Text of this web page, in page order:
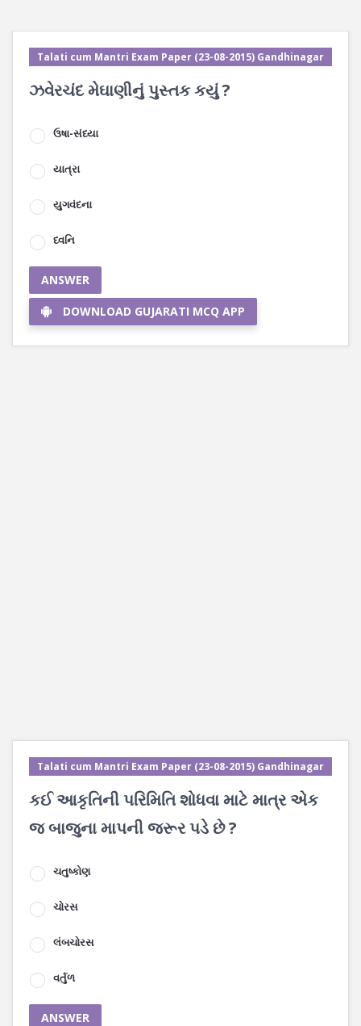
Talati cum Mantri Exam Paper (23-08-2015) Gandhinagar
ઝવેરચંદ મેઘાણીનું પુસ્તક કયું ?
ઉષા-સંધ્યા
યાત્રા
યુગવંદના
ધ્વનિ
ANSWER
DOWNLOAD GUJARATI MCQ APP
Talati cum Mantri Exam Paper (23-08-2015) Gandhinagar
કઈ આકૃતિની પરિમિતિ શોધવા માટે માત્ર એક
જ બાજુના માપની જરૂર પડે છે ?
ચતુષ્કોણ
ચોરસ
લંબચોરસ
વર્તુળ
ANSWER